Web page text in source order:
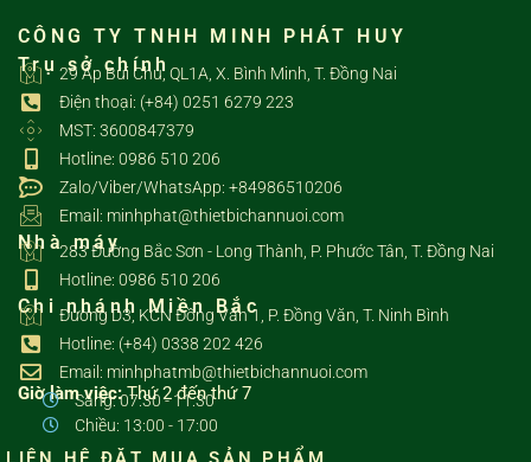
CÔNG TY TNHH MINH PHÁT HUY
Trụ sở chính
29 Ấp Bùi Chu, QL1A, X. Bình Minh, T. Đồng Nai
Điện thoại: (+84) 0251 6279 223
MST: 3600847379
Hotline: 0986 510 206
Zalo/Viber/WhatsApp: +84986510206
Email: minhphat@thietbichannuoi.com
Nhà máy
283 Đường Bắc Sơn - Long Thành, P. Phước Tân, T. Đồng Nai
Hotline: 0986 510 206
Chi nhánh Miền Bắc
Đường D3, KCN Đồng Văn 1, P. Đồng Văn, T. Ninh Bình
Hotline: (+84) 0338 202 426
Email: minhphatmb@thietbichannuoi.com
Giờ làm việc:Thứ 2 đến thứ 7
Sáng: 07:30 - 11:30
Chiều: 13:00 - 17:00